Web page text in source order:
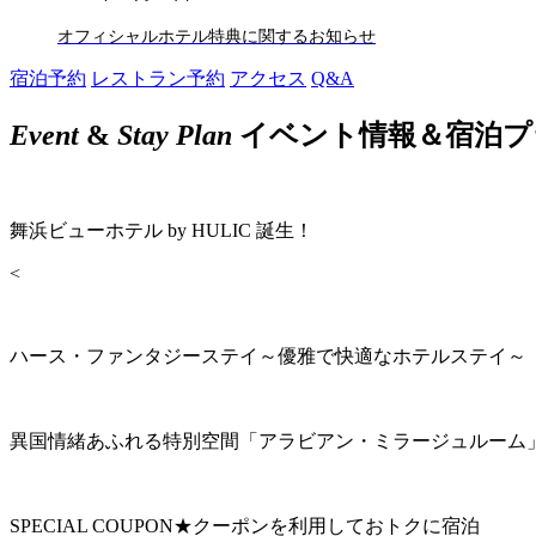
オフィシャルホテル特典に関するお知らせ
宿泊予約 レストラン予約 アクセス Q&A
Event& Stay Plan イベント情報＆宿泊
舞浜ビューホテル by HULIC 誕生！
<
ハース・ファンタジーステイ～優雅で快適なホテルステイ～
異国情緒あふれる特別空間「アラビアン・ミラージュルーム
SPECIAL COUPON★クーポンを利用しておトクに宿泊